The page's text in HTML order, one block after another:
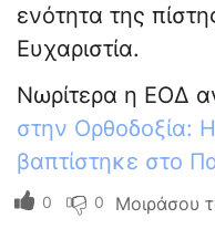
ενότητα της
Ευχαριστία.
Νωρίτερα η ΕΟΔ
στην Ορθοδοξία:
βαπτίστηκε στο
0 0 Μοιράσου